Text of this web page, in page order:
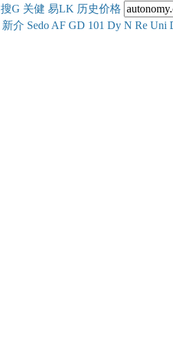
搜G 关健 易LK 历史价格
新介 Sedo AF GD 101 Dy N Re Uni